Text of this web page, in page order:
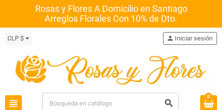
Rosas y Flores A Domicilio en Santiago
Arreglos Florales Con 10% de Dto.
CLP $
view_headline search
person Iniciar sesión
0